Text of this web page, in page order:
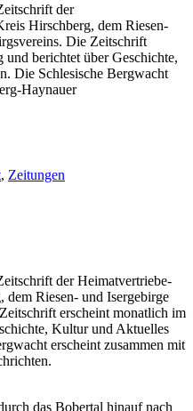
der
Hirschberg, dem Riesen-
Die Zeitschrift
berichtet über Geschichte,
Die Schlesische Bergwacht
Haynauer
, Zeitungen
der Hei­mat­ver­trie­be­
dem Rie­sen- und Iser­ge­bir­ge
erscheint monat­lich im
Kul­tur und Aktu­el­les
erscheint zusam­men mit
das Bober­tal hin­auf nach